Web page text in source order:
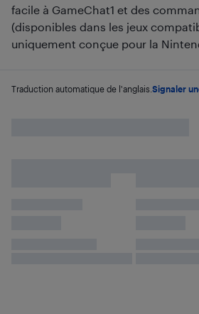
facile à GameChat1 et des
(disponibles dans les jeux
uniquement conçue pour la
Traduction automatique de l'anglais. Signaler